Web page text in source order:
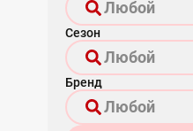
Сезон
Бренд